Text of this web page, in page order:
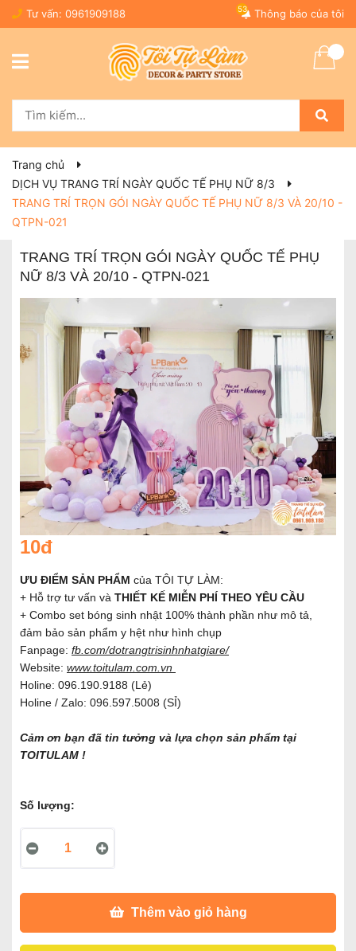
Tư vấn: 0961909188 Thông báo của tôi
53
Trang chủ
DỊCH VỤ TRANG TRÍ NGÀY QUỐC TẾ PHỤ NỮ 8/3
TRANG TRÍ TRỌN GÓI NGÀY QUỐC TẾ PHỤ NỮ 8/3 VÀ 20/10 -
QTPN-021
TRANG TRÍ TRỌN GÓI NGÀY QUỐC TẾ PHỤ
NỮ 8/3 VÀ 20/10 - QTPN-021
10đ
ƯU ĐIỂM SẢN PHẨM của TÔI TỰ LÀM:
+ Hỗ trợ tư vấn và THIẾT KẾ MIỄN PHÍ THEO YÊU CẦU
+ Combo set bóng sinh nhật 100% thành phần như mô tả,
đảm bảo sản phẩm y hệt như hình chụp
Fanpage: fb.com/dotrangtrisinhnhatgiare/
Website: www.toitulam.com.vn
Holine: 096.190.9188 (Lẻ)
Holine / Zalo: 096.597.5008 (SỈ)
Cảm ơn bạn đã tin tưởng và lựa chọn sản phẩm tại
TOITULAM !
Số lượng:
Thêm vào giỏ hàng